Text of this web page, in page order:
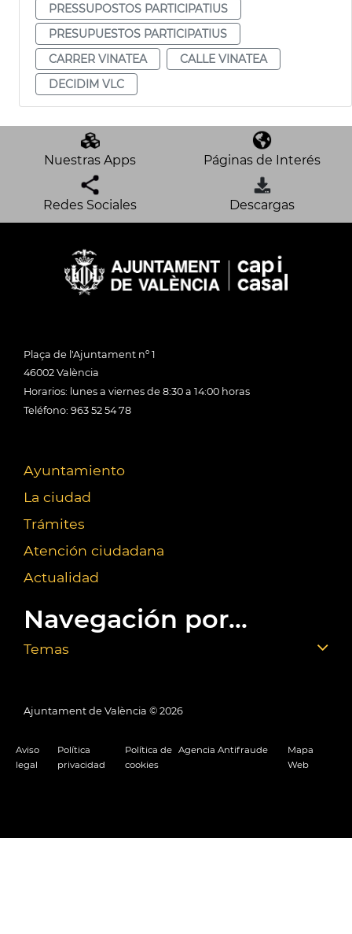
PRESSUPOSTOS PARTICIPATIUS
PRESUPUESTOS PARTICIPATIUS
CARRER VINATEA
CALLE VINATEA
DECIDIM VLC
Nuestras Apps Páginas de Interés
Redes Sociales Descargas
Plaça de l'Ajuntament nº 1
46002 València
Horarios: lunes a viernes de 8:30 a 14:00 horas
Teléfono: 963 52 54 78
Ayuntamiento
La ciudad
Trámites
Atención ciudadana
Actualidad
Navegación por...
Temas
Ajuntament de València © 2026
Aviso
legal
Política
privacidad
Política de
cookies
Agencia Antifraude
Mapa
Web